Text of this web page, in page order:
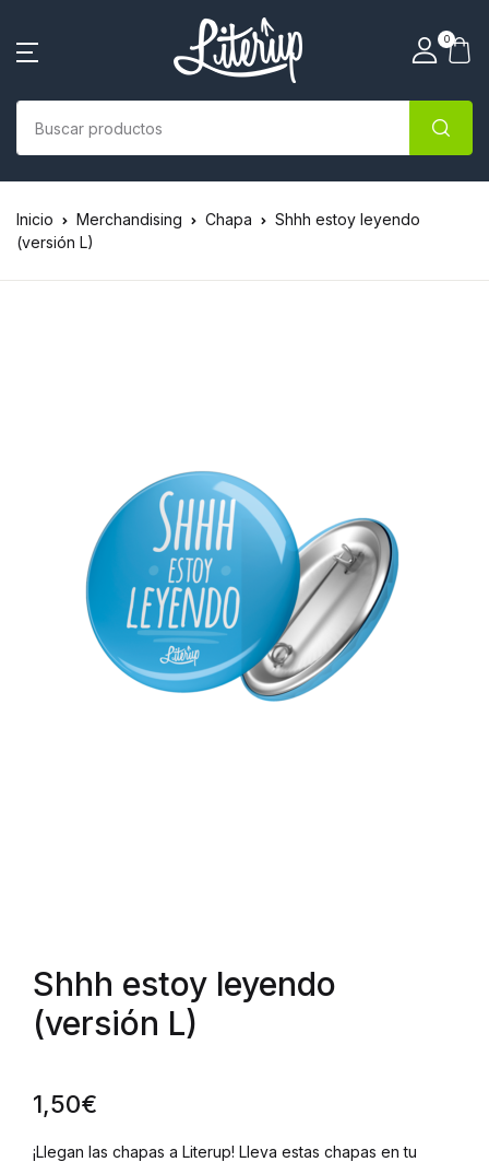
0
Inicio Merchandising Chapa
Shhh estoy leyendo
(versión L)
Shhh estoy leyendo
(versión L)
1,50€
¡Llegan las chapas a Literup! Lleva estas chapas en tu